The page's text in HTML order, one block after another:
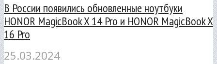
В России появились обновленные ноутбуки
HONOR MagicBook X 14 Pro и HONOR MagicBook X
16 Pro
25.03.2024